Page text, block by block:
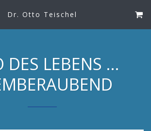
Dr. Otto Teischel
DES LEBENS ...